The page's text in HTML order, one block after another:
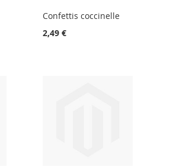
Confettis coccinelle
2,49 €